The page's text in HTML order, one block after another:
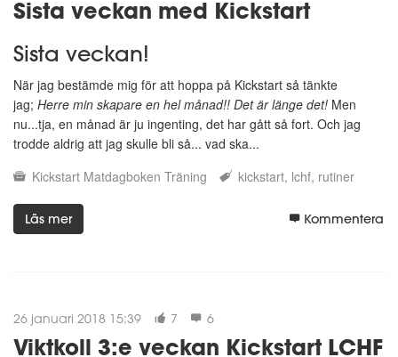
Sista veckan med Kickstart
Sista veckan!
När jag bestämde mig för att hoppa på Kickstart så tänkte
jag; Herre min skapare en hel månad!! Det är länge det! Men
nu...tja, en månad är ju ingenting, det har gått så fort. Och jag
trodde aldrig att jag skulle bli så... vad ska...
Kickstart Matdagboken Träning kickstart lchf rutiner
Läs mer Kommentera
26 januari 2018 15:39 7 6
Viktkoll 3:e veckan Kickstart LCHF